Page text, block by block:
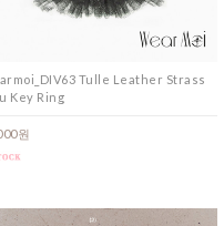
Tulle Leather Strass
Key Ring
원